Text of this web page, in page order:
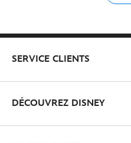
SERVICE CLIENTS
DÉCOUVREZ DISNEY